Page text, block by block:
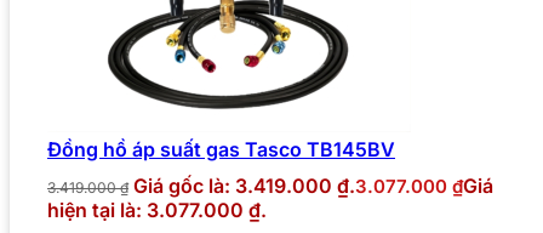
Đồng hồ áp suất gas Tasco TB145BV
3.419.000₫ Giá gốc là: 3.419.000 ₫.3.077.000 ₫Giá
hiện tại là: 3.077.000 ₫.